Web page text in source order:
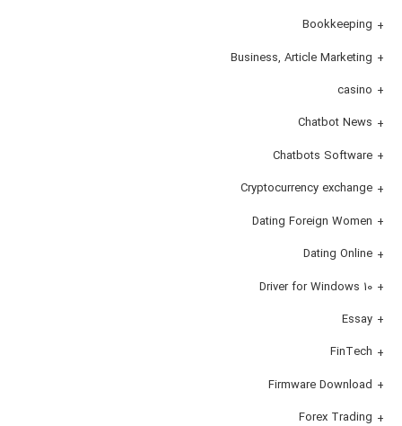
Bookkeeping
Business, Article Marketing
casino
Chatbot News
Chatbots Software
Cryptocurrency exchange
Dating Foreign Women
Dating Online
Driver for Windows 10
Essay
FinTech
Firmware Download
Forex Trading